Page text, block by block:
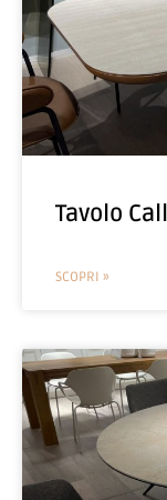
Tavolo
SCOPRI »